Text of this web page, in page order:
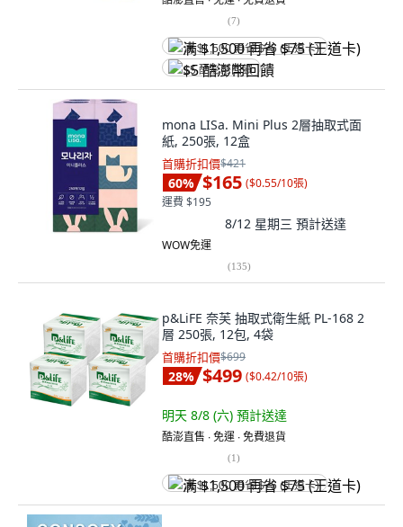
(7)
满 $1,500 再省 $75 (王道卡)
$5 酷澎幣回饋
mona LISa. Mini Plus 2層抽取式面
紙, 250張, 12盒
首購折扣價$421
60% $165 ($0.55/10張)
運費 $195
8/12 星期三 預計送達
WOW免運
(135)
p&LiFE 奈芙 抽取式衛生紙 PL-168 2
層 250張, 12包, 4袋
首購折扣價$699
28% $499 ($0.42/10張)
明天 8/8 (六) 預計送達
酷澎直售 ∙ 免運 ∙ 免費退貨
(1)
满 $1,500 再省 $75 (王道卡)